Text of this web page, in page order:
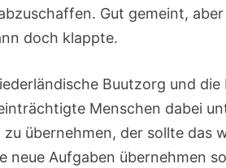
Gut gemeint,
doch klappte.
Buutzorg und die
Menschen dabei
übernehmen, der sollte das
Aufgaben übernehmen